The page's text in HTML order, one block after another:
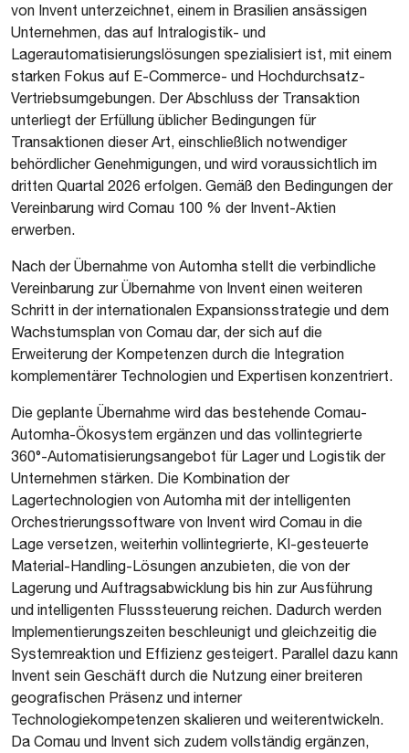
von Invent unterzeichnet, einem in Brasilien ansässigen
Unternehmen, das auf Intralogistik- und
Lagerautomatisierungslösungen spezialisiert ist, mit einem
starken Fokus auf E-Commerce- und Hochdurchsatz-
Vertriebsumgebungen. Der Abschluss der Transaktion
unterliegt der Erfüllung üblicher Bedingungen für
Transaktionen dieser Art, einschließlich notwendiger
behördlicher Genehmigungen, und wird voraussichtlich im
dritten Quartal 2026 erfolgen. Gemäß den Bedingungen der
Vereinbarung wird Comau 100 % der Invent-Aktien
erwerben.
Nach der Übernahme von Automha stellt die verbindliche
Vereinbarung zur Übernahme von Invent einen weiteren
Schritt in der internationalen Expansionsstrategie und dem
Wachstumsplan von Comau dar, der sich auf die
Erweiterung der Kompetenzen durch die Integration
komplementärer Technologien und Expertisen konzentriert.
Die geplante Übernahme wird das bestehende Comau-
Automha-Ökosystem ergänzen und das vollintegrierte
360°-Automatisierungsangebot für Lager und Logistik der
Unternehmen stärken. Die Kombination der
Lagertechnologien von Automha mit der intelligenten
Orchestrierungssoftware von Invent wird Comau in die
Lage versetzen, weiterhin vollintegrierte, KI-gesteuerte
Material-Handling-Lösungen anzubieten, die von der
Lagerung und Auftragsabwicklung bis hin zur Ausführung
und intelligenten Flusssteuerung reichen. Dadurch werden
Implementierungszeiten beschleunigt und gleichzeitig die
Systemreaktion und Effizienz gesteigert. Parallel dazu kann
Invent sein Geschäft durch die Nutzung einer breiteren
geografischen Präsenz und interner
Technologiekompetenzen skalieren und weiterentwickeln.
Da Comau und Invent sich zudem vollständig ergänzen,